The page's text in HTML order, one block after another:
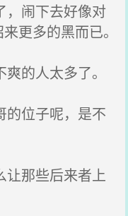
闹下去好像对
更多的黑而已。
的人太多了。
位子呢，是不
那些后来者上